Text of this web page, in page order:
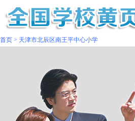
首页 > 天津市北辰区南王平中心小学